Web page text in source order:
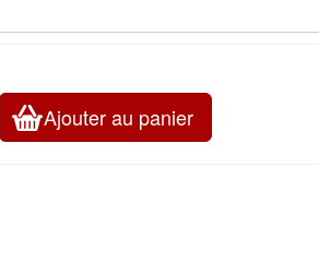
Ajouter au panier